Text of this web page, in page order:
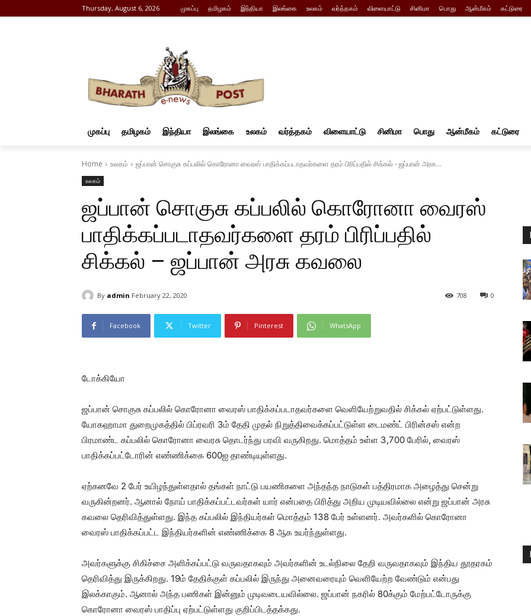
Thursday, August 6, 2026 முகப்பு தமிழகம் இந்தியா இலங்கை உலகம் வர்த்தகம் விளையாட்டு சினிமா பொது ஆன்மீகம் கட்டுரை
முகப்பு தமிழகம் இந்தியா இலங்கை உலகம் வர்த்தகம் விளையாட்டு சினிமா பொது ஆன்மீகம் கட்டுரை
Home உலகம் ஜப்பான் சொகுசு கப்பலில் கொரோனா வைரஸ் பாதிக்கப்படாதவர்களை தரம் பிரிப்பதில் சிக்கல் - ஜப்பான் அரசு...
உலகம்
ஜப்பான் சொகுசு கப்பலில் கொரோனா வைரஸ்
பாதிக்கப்படாதவர்களை தரம் பிரிப்பதில்
சிக்கல் – ஜப்பான் அரசு கவலை
By admin February 22, 2020 0
708
Facebook Twitter Pinterest WhatsApp
டோக்கியோ
ஜப்பான் சொகுசு கப்பலில் கொரோனா வைரஸ் பாதிக்கப்படாதவர்களை வெளியேற்றுவதில் சிக்கல் ஏற்பட்டுள்ளது.
யோகஹாமா துறைமுகத்தில் பிப்ரவரி 3ம் தேதி முதல் நிறுத்திவைக்கப்பட்டுள்ள டைமண்ட் பிரின்சஸ் என்ற
பிரமாண்ட கப்பலில் கொரோனா வைரசு தொடர்ந்து பரவி வருகிறது. மொத்தம் உள்ள 3,700 பேரில், வைரஸ்
பாதிக்கப்பட்டோரின் எண்ணிக்கை 600ஐ தாண்டியுள்ளது.
ஏற்கனவே 2 பேர் உயிழந்துள்ளதால் தங்கள் நாட்டு பயணிகளை அந்தந்த நாடுகள் பத்திரமாக அழைத்து சென்று
வருகின்றனர். ஆனால் நோய் பாதிக்கப்பட்டவர்கள் யார் என்பதை பிரித்து அறிய முடியவில்லை என்று ஜப்பான் அரசு
கவலை தெரிவித்துள்ளது. இந்த கப்பலில் இந்தியர்கள் மொத்தம் 138 பேர் உள்ளனர். அவர்களில் கொரோனா
வைரஸ் பாதிக்கப்பட்ட இந்தியர்களின் எண்ணிக்கை 8 ஆக உயர்ந்துள்ளது.
அவர்களுக்கு சிகிச்சை அளிக்கப்பட்டு வருவதாகவும் அவர்களின் உடல்நிலை தேறி வருவதாகவும் இந்திய தூதரகம்
தெரிவித்து இருக்கிறது. 19ம் தேதிக்குள் கப்பலில் இருந்து அனைவரையும் வெளியேற்ற வேண்டும் என்பது
இலக்காகும். ஆனால் அந்த பணிகள் இன்னும் முடிவடையவில்லை. ஜப்பான் நகரில் 80க்கும் மேற்பட்டோருக்கு
கொரோனா வைரஸ் பாதிப்பு ஏற்பட்டுள்ளது குறிப்பிடத்தக்கது.